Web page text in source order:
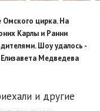
Омского цирка. На
Карлы и Ранни
Шоу удалось -
Медведева
и другие